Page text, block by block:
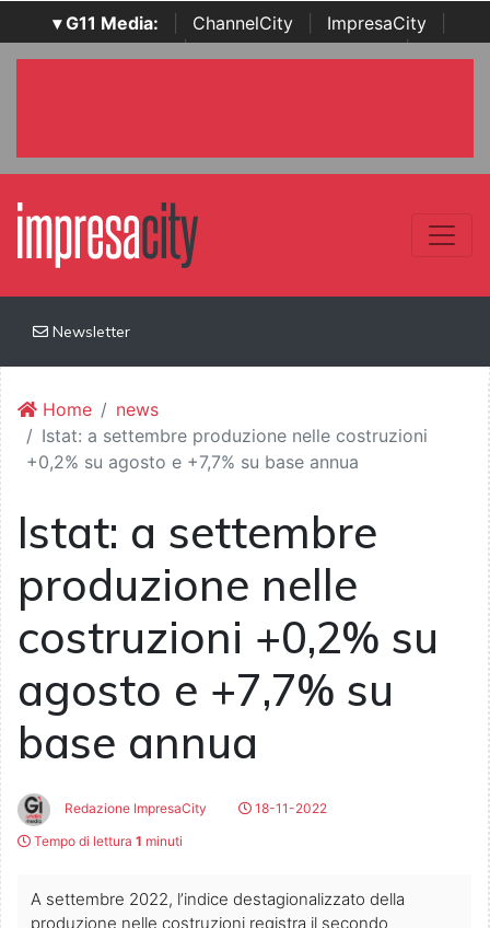
▾ G11 Media: ChannelCity ImpresaCity
SecurityOpenLab | Italian Channel Awards | Italian
Newsletter
Home
news
Istat: a settembre produzione nelle costruzioni
+0,2% su agosto e +7,7% su base annua
Istat: a settembre
produzione nelle
costruzioni +0,2% su
agosto e +7,7% su
base annua
Redazione ImpresaCity
18-11-2022
Tempo di lettura 1 minuti
A settembre 2022, l’indice destagionalizzato della
produzione nelle costruzioni registra il secondo